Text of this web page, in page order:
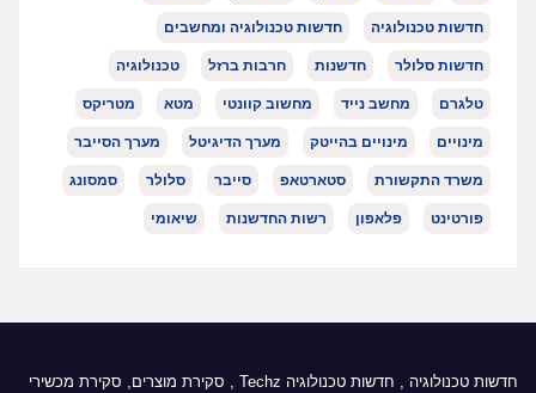
חדשות טכנולוגיה חדשות טכנולוגיה ומחשבים
חדשות סלולר חדשנות חרבות ברזל טכנולוגיה
טלגרם מחשב נייד מחשוב קוונטי מטא מטריקס
מינויים מינויים בהייטק מערך הדיגיטל מערך הסייבר
משרד התקשורת סטארטאפ סייבר סלולר סמסונג
פורטינט פלאפון רשות החדשנות שיאומי
חדשות טכנולוגיה , חדשות טכנולוגיה Techz
, סקירת מוצרים, סקירת מכשירי